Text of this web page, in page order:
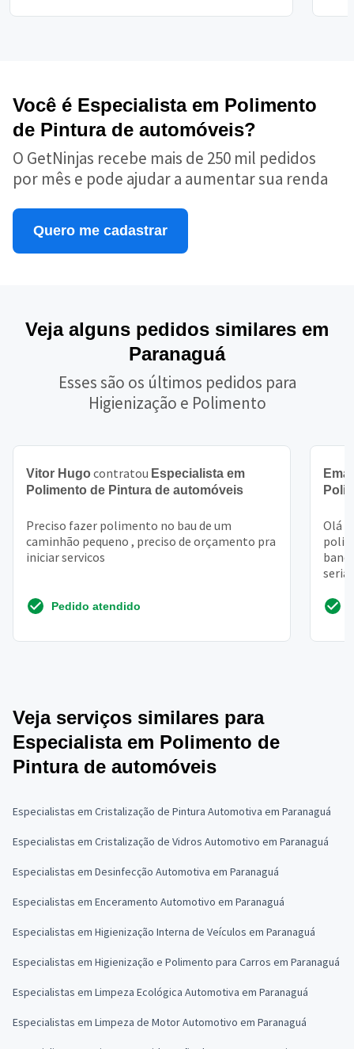
Você é Especialista em Polimento
de Pintura de automóveis?
O GetNinjas recebe mais de 250 mil pedidos
por mês e pode ajudar a aumentar sua renda
Quero me cadastrar
Veja alguns pedidos similares em
Paranaguá
Esses são os últimos pedidos para
Higienização e Polimento
Vitor Hugo contratou Especialista em
Polimento de Pintura de automóveis
Preciso fazer polimento no bau de um
caminhão pequeno , preciso de orçamento pra
iniciar servicos
Pedido atendido
Olá
seria
Veja serviços similares para
Especialista em Polimento de
Pintura de automóveis
Especialistas em Cristalização de Pintura Automotiva em Paranaguá
Especialistas em Cristalização de Vidros Automotivo em Paranaguá
Especialistas em Desinfecção Automotiva em Paranaguá
Especialistas em Enceramento Automotivo em Paranaguá
Especialistas em Higienização Interna de Veículos em Paranaguá
Especialistas em Higienização e Polimento para Carros em Paranaguá
Especialistas em Limpeza Ecológica Automotiva em Paranaguá
Especialistas em Limpeza de Motor Automotivo em Paranaguá